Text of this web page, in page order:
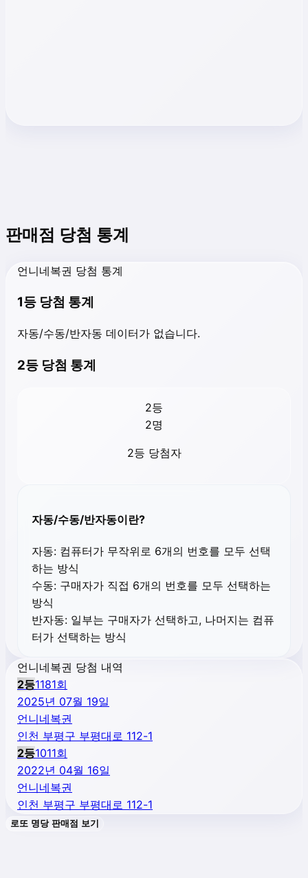
판매점 당첨 통계
언니네복권 당첨 통계
1등 당첨 통계
자동/수동/반자동 데이터가 없습니다.
2등 당첨 통계
2등
2명
2등 당첨자
자동/수동/반자동이란?
자동: 컴퓨터가 무작위로 6개의 번호를 모두 선택
하는 방식
수동: 구매자가 직접 6개의 번호를 모두 선택하는
방식
반자동: 일부는 구매자가 선택하고, 나머지는 컴퓨
터가 선택하는 방식
언니네복권 당첨 내역
2등1181회
2025년 07월 19일
언니네복권
인천 부평구 부평대로 112-1
2등1011회
2022년 04월 16일
언니네복권
인천 부평구 부평대로 112-1
로또 명당 판매점 보기